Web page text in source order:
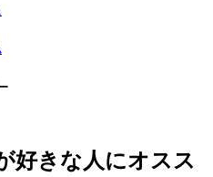
好きな人にオスス